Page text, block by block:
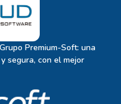
Premium-Soft: una
segura, con el mejor